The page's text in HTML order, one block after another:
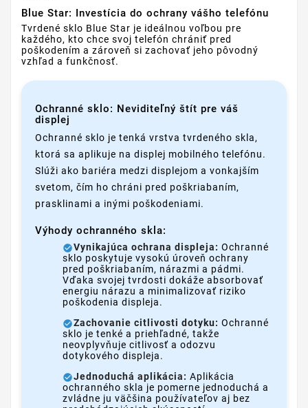
Blue Star: Investícia do ochrany vášho telefónu
Tvrdené sklo Blue Star je ideálnou voľbou pre
každého, kto chce svoj telefón chrániť pred
poškodením a zároveň si zachovať jeho pôvodný
vzhľad a funkčnosť.
Ochranné sklo: Neviditeľný štít pre váš
displej
Ochranné sklo je tenká vrstva tvrdeného skla,
ktorá sa aplikuje na displej mobilného telefónu.
Slúži ako bariéra medzi displejom a vonkajším
svetom, čím ho chráni pred poškriabaním,
prasklinami a inými poškodeniami.
Výhody ochranného skla:
Vynikajúca ochrana displeja: Ochranné
sklo poskytuje vysokú úroveň ochrany
pred poškriabaním, nárazmi a pádmi.
Vďaka svojej tvrdosti dokáže absorbovať
energiu nárazu a minimalizovať riziko
poškodenia displeja.
Zachovanie citlivosti dotyku: Ochranné
sklo je tenké a priehľadné, takže
neovplyvňuje citlivosť a odozvu
dotykového displeja.
Jednoduchá aplikácia: Aplikácia
ochranného skla je pomerne jednoduchá a
zvládne ju väčšina používateľov aj bez